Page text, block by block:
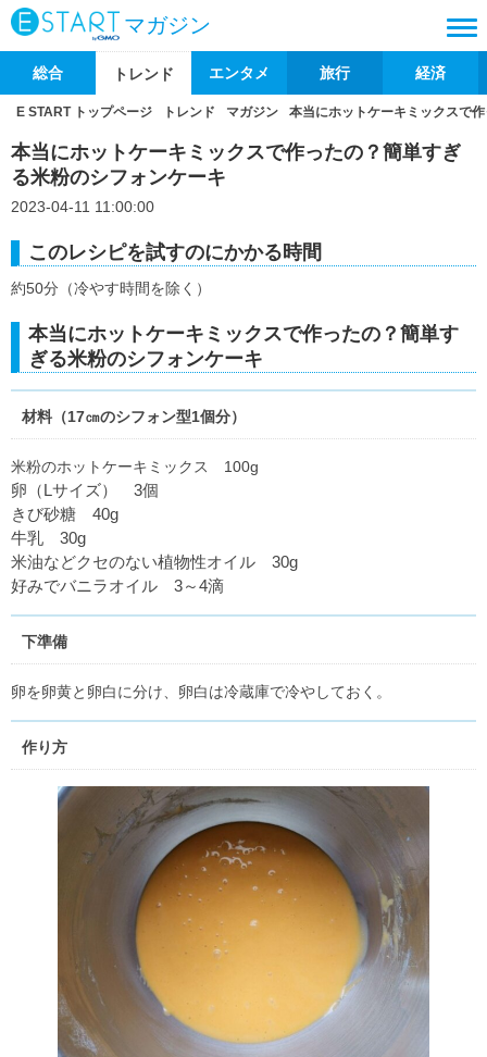
マガジン
総合 トレンド エンタメ 旅行 経済
E START トップページ トレンド マガジン 本当にホットケーキミックスで
本当にホットケーキミックスで作ったの？簡単すぎ
る米粉のシフォンケーキ
2023-04-11 11:00:00
このレシピを試すのにかかる時間
約50分（冷やす時間を除く）
本当にホットケーキミックスで作ったの？簡単す
ぎる米粉のシフォンケーキ
材料（17㎝のシフォン型1個分）
米粉のホットケーキミックス 100g
卵（Lサイズ） 3個
きび砂糖 40g
牛乳 30g
米油などクセのない植物性オイル 30g
好みでバニラオイル 3～4滴
下準備
卵を卵黄と卵白に分け、卵白は冷蔵庫で冷やしておく。
作り方